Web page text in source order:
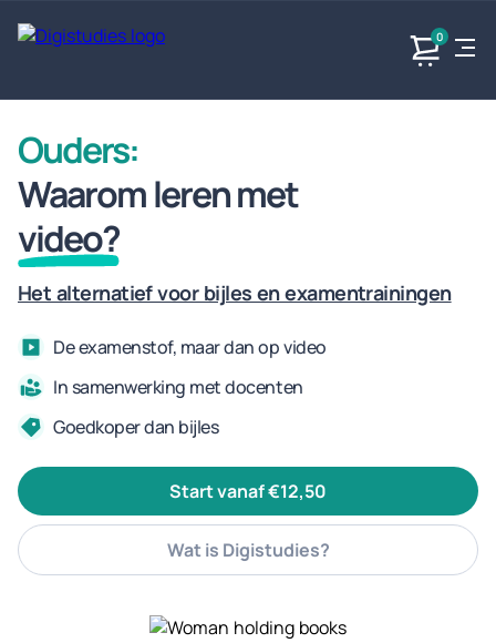
0
Exacte
vakken
Geen
vakken.
Taalvakken
Geen
vakken.
Geen vakken.
Ouders:
Waarom leren met
video?
Het alternatief voor bijles en examentrainingen
De examenstof, maar dan op video
In samenwerking met docenten
Goedkoper dan bijles
start vanaf €12,50
Wat is Digistudies?